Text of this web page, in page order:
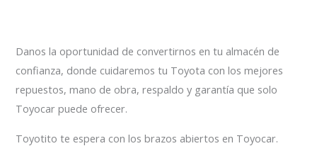
Danos la oportunidad de convertirnos en tu almacén de
confianza, donde cuidaremos tu Toyota con los mejores
repuestos, mano de obra, respaldo y garantía que solo
Toyocar puede ofrecer.
Toyotito te espera con los brazos abiertos en Toyocar.